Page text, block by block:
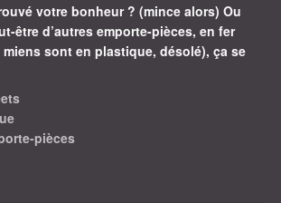
votre bonheur ? (mince alors) Ou
être d’autres emporte-pièces, en fer
sont en plastique, désolé), ça se
pièces